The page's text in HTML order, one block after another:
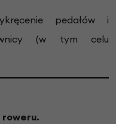
pedałów i
(w tym celu